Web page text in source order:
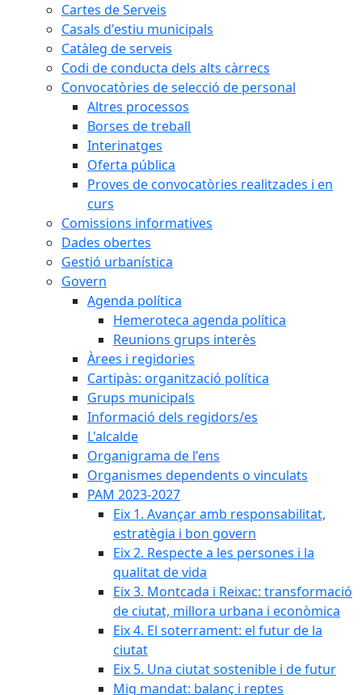
Cartes de Serveis
Casals d'estiu municipals
Catàleg de serveis
Codi de conducta dels alts càrrecs
Convocatòries de selecció de personal
Altres processos
Borses de treball
Interinatges
Oferta pública
Proves de convocatòries realitzades i en
curs
Comissions informatives
Dades obertes
Gestió urbanística
Govern
Agenda política
Hemeroteca agenda política
Reunions grups interès
Àrees i regidories
Cartipàs: organització política
Grups municipals
Informació dels regidors/es
L'alcalde
Organigrama de l'ens
Organismes dependents o vinculats
PAM 2023-2027
Eix 1. Avançar amb responsabilitat,
estratègia i bon govern
Eix 2. Respecte a les persones i la
qualitat de vida
Eix 3. Montcada i Reixac: transformació
de ciutat, millora urbana i econòmica
Eix 4. El soterrament: el futur de la
ciutat
Eix 5. Una ciutat sostenible i de futur
Mig mandat: balanç i reptes